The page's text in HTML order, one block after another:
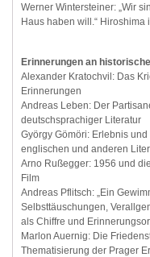
Werner Wintersteiner: „Wir
Haus haben will.“
Erinnerungen an
Alexander Kratochvil: Das
Erinnerungen
Andreas Leben: Der
deutschsprachiger Literatur
György Gömöri: Erlebnis
englischen und anderen
Arno Rußegger: 1956 und
Film
Andreas Pflitsch: „Ein
Selbsttäuschungen,
als Chiffre und
Marlon Auernig: Die
Thematisierung der Prager